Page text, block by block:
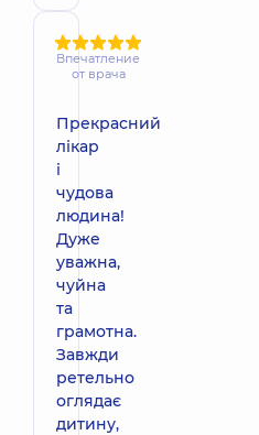
Впечатление
от врача
Прекрасний
лікар
і
чудова
людина!
Дуже
уважна,
чуйна
та
грамотна.
Завжди
ретельно
оглядає
дитину,